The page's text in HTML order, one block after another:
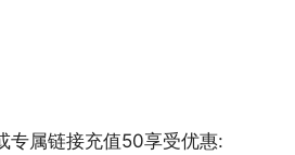
专属链接充值50享受优惠: